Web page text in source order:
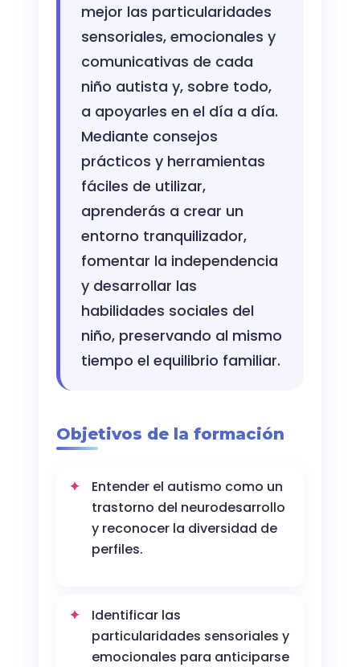
mejor las particularidades
sensoriales, emocionales y
comunicativas de cada
niño autista y, sobre todo,
a apoyarles en el día a día.
Mediante consejos
prácticos y herramientas
fáciles de utilizar,
aprenderás a crear un
entorno tranquilizador,
fomentar la independencia
y desarrollar las
habilidades sociales del
niño, preservando al mismo
tiempo el equilibrio familiar.
Objetivos de la formación
Entender el autismo como un
trastorno del neurodesarrollo
y reconocer la diversidad de
perfiles.
Identificar las
particularidades sensoriales y
emocionales para anticiparse